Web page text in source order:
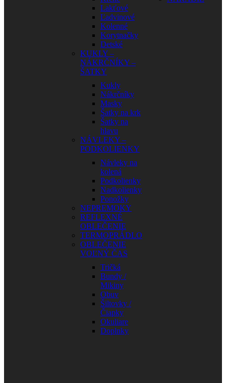
Lakťové
Ľadvinové
Kolenné
Korytnačky
Detské
KUKLY –
NÁKRČNÍKY –
ŠATKY
Kukly
Nákrčníky
Masky
Šatky na krk
Šatky na
hlavu
NÁVLEKY –
PODKOLIENKY
Návleky na
kolená
Podkolienky
Nadkolienky
Ponožky
NEPREMOKY
REFLEXNÉ
OBLEČENIE
TERMOPRÁDLO
OBLEČENIE
VOĽNÝ ČAS
Tričká
Bundy /
Mikiny
Obuv
Šiltovky /
Čiapky
Okuliare
Doplnky